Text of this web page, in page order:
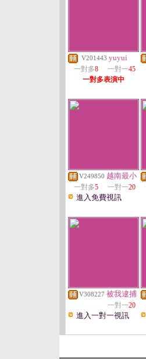
V201443 yuyui
一對多8 一對一45
一對多表演中
V249850 越南最小
一對多5 一對一20
進入免費視訊
V308227 被我逮捕
一對一20
進入一對一視訊